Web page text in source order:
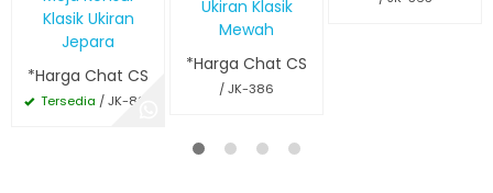
Klasik Ukiran
Jepara
*Harga Chat CS
Tersedia / JK-823
Ukiran Klasik
Mewah
*Harga Chat CS
/ JK-386